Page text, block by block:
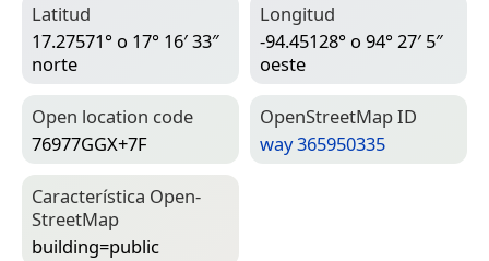
Latitud
17.27571° o 17° 16′ 33″
norte
Longitud
-94.45128° o 94° 27′ 5″
oeste
Open location code
76977GGX+7F
Open­Street­Map ID
way 365950335
Característica Open­
Street­Map
building=­public